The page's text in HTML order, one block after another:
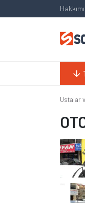
Ustalar